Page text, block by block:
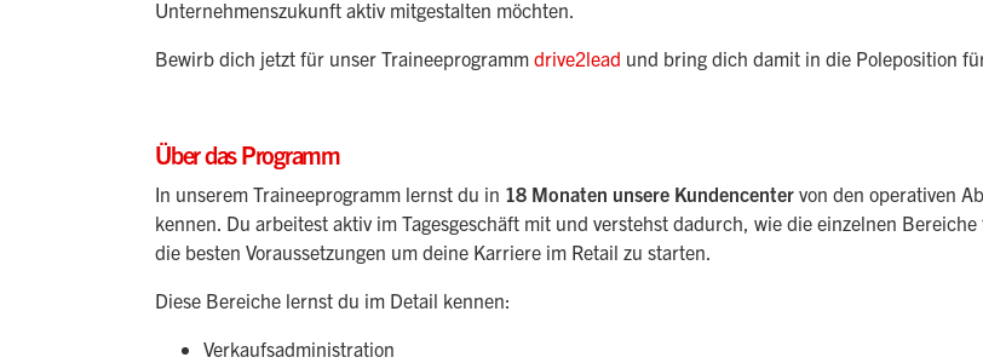
Unternehmenszukunft aktiv mitgestalten möchten.
Bewirb dich jetzt für unser Traineeprogramm drive2lead und bring dich damit in die Poleposition
Über das Programm
In unserem Traineeprogramm lernst du in 18 Monaten unsere Kundencenter von den operativen
kennen. Du arbeitest aktiv im Tagesgeschäft mit und verstehst dadurch, wie die einzelnen
die besten Voraussetzungen um deine Karriere im Retail zu starten.
Diese Bereiche lernst du im Detail kennen:
Verkaufsadministration